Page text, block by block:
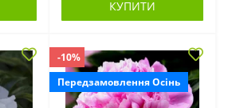
КУПИТИ
-10%
Передзамовлення Осінь